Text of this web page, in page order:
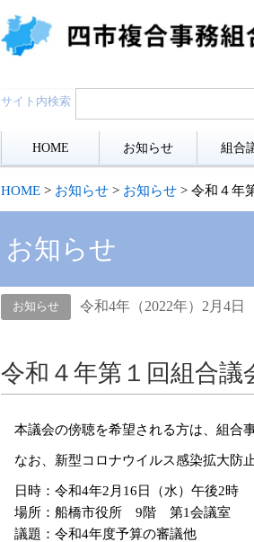
サイト内検索
HOME お知らせ 組合
HOME > お知らせ > お知らせ > 令和４年
お知らせ
お知らせ 令和4年（2022年）2月4日
令和４年第１回組合
本議会の傍聴を希望される方は、組合
なお、新型コロナウイルス感染拡大防
日時：令和4年2月16日（水）午後2時
場所：船橋市役所 9階 第1会議室
議題：令和4年度予算の審議他